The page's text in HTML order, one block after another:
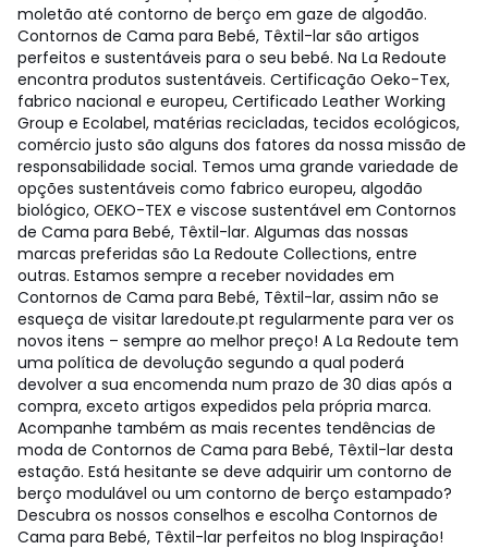
moletão até contorno de berço em gaze de algodão.
Contornos de Cama para Bebé, Têxtil-lar são artigos
perfeitos e sustentáveis para o seu bebé. Na La Redoute
encontra produtos sustentáveis. Certificação Oeko-Tex,
fabrico nacional e europeu, Certificado Leather Working
Group e Ecolabel, matérias recicladas, tecidos ecológicos,
comércio justo são alguns dos fatores da nossa missão de
responsabilidade social. Temos uma grande variedade de
opções sustentáveis como fabrico europeu, algodão
biológico, OEKO-TEX e viscose sustentável em Contornos
de Cama para Bebé, Têxtil-lar. Algumas das nossas
marcas preferidas são La Redoute Collections, entre
outras. Estamos sempre a receber novidades em
Contornos de Cama para Bebé, Têxtil-lar, assim não se
esqueça de visitar laredoute.pt regularmente para ver os
novos itens – sempre ao melhor preço! A La Redoute tem
uma política de devolução segundo a qual poderá
devolver a sua encomenda num prazo de 30 dias após a
compra, exceto artigos expedidos pela própria marca.
Acompanhe também as mais recentes tendências de
moda de Contornos de Cama para Bebé, Têxtil-lar desta
estação. Está hesitante se deve adquirir um contorno de
berço modulável ou um contorno de berço estampado?
Descubra os nossos conselhos e escolha Contornos de
Cama para Bebé, Têxtil-lar perfeitos no blog Inspiração!